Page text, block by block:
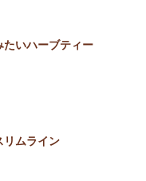
いハーブティー
リムライン